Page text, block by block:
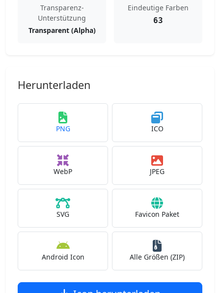
Transparenz-
Unterstützung
Transparent (Alpha)
Eindeutige Farben
63
Herunterladen
PNG ICO
WebP JPEG
SVG Favicon Paket
Android Icon Alle Größen (ZIP)